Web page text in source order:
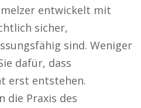
entwickelt mit
sicher,
sind. Weniger
dafür, dass
erst entstehen.
die Praxis des